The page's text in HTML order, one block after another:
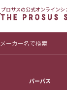
プロサスの公式オンラインシ
パーパス